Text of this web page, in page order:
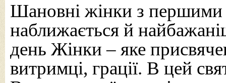
Шановні жінки з
наближається й
день Жінки – яке
витримці, грації. В цей